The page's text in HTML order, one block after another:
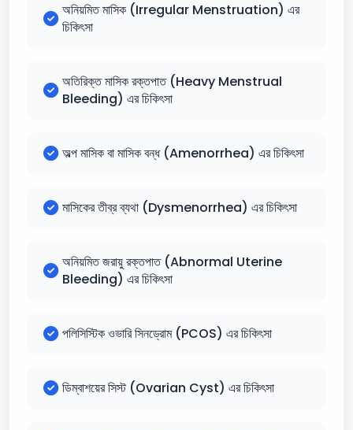
অনিয়মিত মাসিক (Irregular Menstruation) এর
চিকিৎসা
অতিরিক্ত মাসিক রক্তপাত (Heavy Menstrual
Bleeding) এর চিকিৎসা
অল্প মাসিক বা মাসিক বন্ধ (Amenorrhea) এর চিকিৎসা
মাসিকের তীব্র ব্যথা (Dysmenorrhea) এর চিকিৎসা
অনিয়মিত জরায়ু রক্তপাত (Abnormal Uterine
Bleeding) এর চিকিৎসা
পলিসিস্টিক ওভারি সিনড্রোম (PCOS) এর চিকিৎসা
ডিম্বাশয়ের সিস্ট (Ovarian Cyst) এর চিকিৎসা